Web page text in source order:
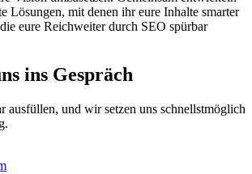
Lösungen, mit denen ihr eure Inhalte smarter
eure Reichweiter durch SEO spürbar
ins Gespräch
ausfüllen, und wir setzen uns schnellstmöglich